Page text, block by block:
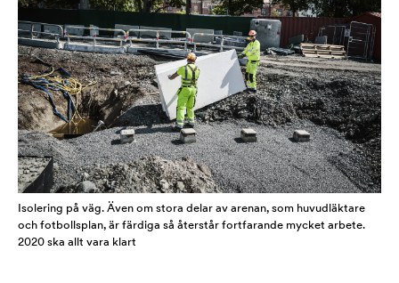
Isolering på väg. Även om stora delar av arenan, som huvudläktare
och fotbollsplan, är färdiga så återstår fortfarande mycket arbete.
2020 ska allt vara klart